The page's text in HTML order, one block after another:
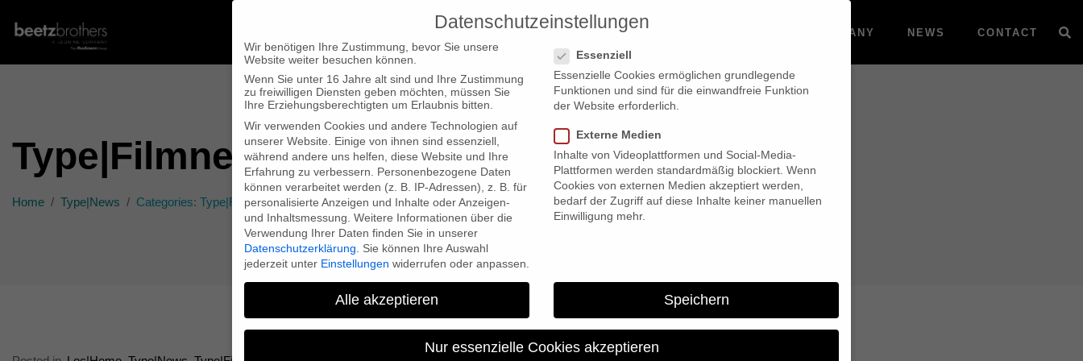
PRODUCTIONS COMPANY NEWS CONTACT
Type|Filmnews
Home Type|News Categories: Type|Filmnews
Datenschutzeinstellungen
Wir benötigen Ihre Zustimmung, bevor Sie unsere
Website weiter besuchen können.
Wenn Sie unter 16 Jahre alt sind und Ihre Zustimmung
zu freiwilligen Diensten geben möchten, müssen Sie
Ihre Erziehungsberechtigten um Erlaubnis bitten.
Wir verwenden Cookies und andere Technologien auf
unserer Website. Einige von ihnen sind essenziell,
während andere uns helfen, diese Website und Ihre
Erfahrung zu verbessern.
Personenbezogene Daten
können verarbeitet werden (z. B. IP-Adressen), z. B. für
personalisierte Anzeigen und Inhalte oder Anzeigen-
und Inhaltsmessung. Weitere Informationen über die
Verwendung Ihrer Daten finden Sie in unserer
Datenschutzerklärung
Sie können Ihre Auswahl
jederzeit unter Einstellungen widerrufen oder anpassen.
Essenziell
Essenzielle Cookies ermöglichen grundlegende
Funktionen und sind für die einwandfreie Funktion
der Website erforderlich.
Externe Medien
Inhalte von Videoplattformen und Social-Media-
Plattformen werden standardmäßig blockiert. Wenn
Cookies von externen Medien akzeptiert werden,
bedarf der Zugriff auf diese Inhalte keiner manuellen
Einwilligung mehr.
Alle akzeptieren Speichern
Nur essenzielle Cookies akzeptieren